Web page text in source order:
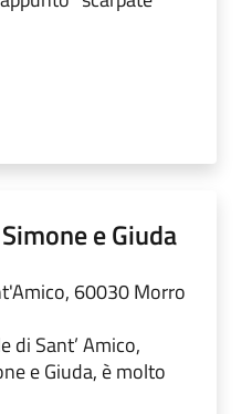
e Giuda
60030 Morro
di Sant’ Amico,
e Giuda, è molto